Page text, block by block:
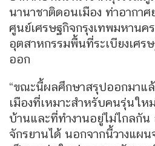
นานาชาติดอนเมือง ท่าอากาศ
ศูนย์เศรษฐกิจกรุงเทพมหานค
อุตสาหกรรมพื้นที่ระเบียงเศร
ออก
“ขณะนี้ผลศึกษาสรุปออกมาแล้
เมืองที่เหมาะสำหรับคนรุ่นให
บ้านและที่ทำงานอยู่ไม่ไกลกัน
จักรยานได้ นอกจากนี้วางแผ